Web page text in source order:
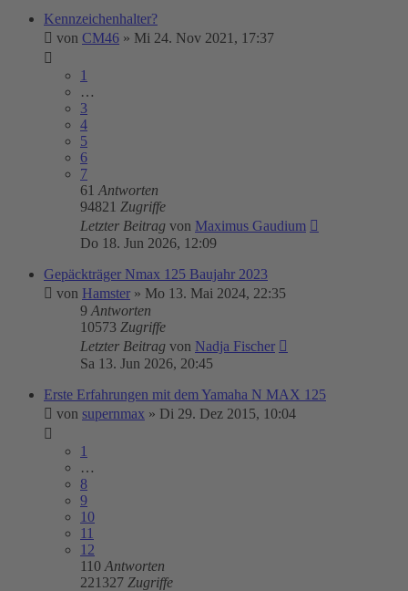
Kennzeichenhalter?
von CM46 » Mi 24. Nov 2021, 17:37
1
…
3
4
5
6
7
61 Antworten
94821 Zugriffe
Letzter Beitrag von Maximus Gaudium
Do 18. Jun 2026, 12:09
Gepäckträger Nmax 125 Baujahr 2023
von Hamster » Mo 13. Mai 2024, 22:35
9 Antworten
10573 Zugriffe
Letzter Beitrag von Nadja Fischer
Sa 13. Jun 2026, 20:45
Erste Erfahrungen mit dem Yamaha N MAX 125
von supernmax » Di 29. Dez 2015, 10:04
1
…
8
9
10
11
12
110 Antworten
221327 Zugriffe